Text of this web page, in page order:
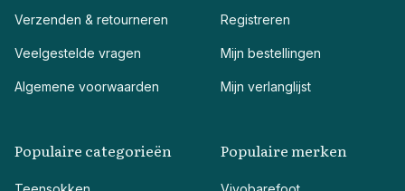
Verzenden & retourneren
Veelgestelde vragen
Algemene voorwaarden
Registreren
Mijn bestellingen
Mijn verlanglijst
Populaire categorieën Populaire merken